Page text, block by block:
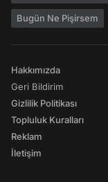
Bugün Ne Pişirsem
Hakkımızda
Geri Bildirim
Gizlilik Politikası
Topluluk Kuralları
Reklam
İletişim